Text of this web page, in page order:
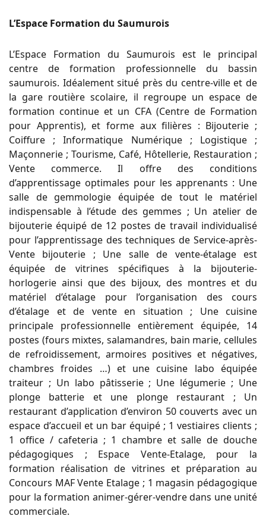
L’Espace Formation du Saumurois
L’Espace Formation du Saumurois est le principal
centre de formation professionnelle du bassin
saumurois. Idéalement situé près du centre-ville et de
la gare routière scolaire, il regroupe un espace de
formation continue et un CFA (Centre de Formation
pour Apprentis), et forme aux filières : Bijouterie ;
Coiffure ; Informatique Numérique ; Logistique ;
Maçonnerie ; Tourisme, Café, Hôtellerie, Restauration ;
Vente commerce. Il offre des conditions
d’apprentissage optimales pour les apprenants : Une
salle de gemmologie équipée de tout le matériel
indispensable à l’étude des gemmes ; Un atelier de
bijouterie équipé de 12 postes de travail individualisé
pour l’apprentissage des techniques de Service-après-
Vente bijouterie ; Une salle de vente-étalage est
équipée de vitrines spécifiques à la bijouterie-
horlogerie ainsi que des bijoux, des montres et du
matériel d’étalage pour l’organisation des cours
d’étalage et de vente en situation ; Une cuisine
principale professionnelle entièrement équipée, 14
postes (fours mixtes, salamandres, bain marie, cellules
de refroidissement, armoires positives et négatives,
chambres froides …) et une cuisine labo équipée
traiteur ; Un labo pâtisserie ; Une légumerie ; Une
plonge batterie et une plonge restaurant ; Un
restaurant d’application d’environ 50 couverts avec un
espace d’accueil et un bar équipé ; 1 vestiaires clients ;
1 office / cafeteria ; 1 chambre et salle de douche
pédagogiques ; Espace Vente-Etalage, pour la
formation réalisation de vitrines et préparation au
Concours MAF Vente Etalage ; 1 magasin pédagogique
pour la formation animer-gérer-vendre dans une unité
commerciale.